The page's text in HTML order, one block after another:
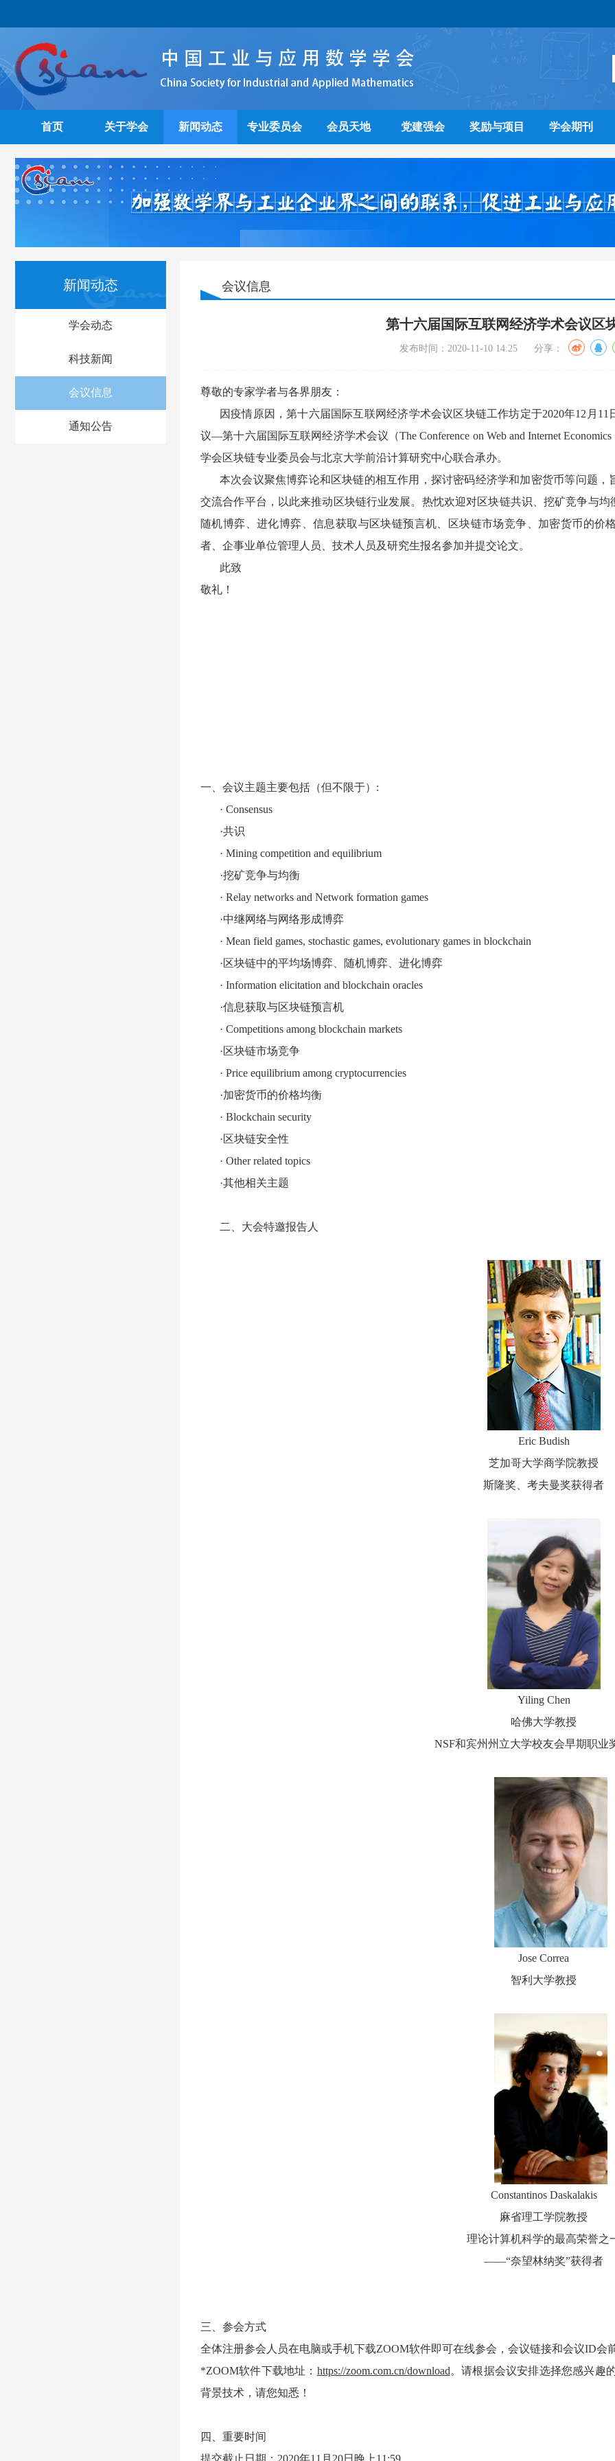
首页 关于学会 新闻动态 专业委员会 会员天地 党建强会 奖励与项目 学会期刊
新闻动态
学会动态
科技新闻
会议信息
通知公告
会议信息
第十六届国际互联网经济学术会议区
发布时间：2020-11-10 14:25 分享：
尊敬的专家学者与各界朋友：
因疫情原因，第十六届国际互联网经济学术会议区块链工作坊定于2020年12月
议—第十六届国际互联网经济学术会议（The Conference on Web and Internet
学会区块链专业委员会与北京大学前沿计算研究中心联合承办。
本次会议聚焦博弈论和区块链的相互作用，探讨密码经济学和加密货币等问题
交流合作平台，以此来推动区块链行业发展。热忱欢迎对区块链共识、挖矿竞争与
随机博弈、进化博弈、信息获取与区块链预言机、区块链市场竞争、加密货币的价
者、企事业单位管理人员、技术人员及研究生报名参加并提交论文。
此致
敬礼！
一、会议主题主要包括（但不限于） :
· Consensus
·共识
· Mining competition and equilibrium
·挖矿竞争与均衡
· Relay networks and Network formation games
·中继网络与网络形成博弈
· Mean field games, stochastic games, evolutionary games in blockchain
·区块链中的平均场博弈、随机博弈、进化博弈
· Information elicitation and blockchain oracles
·信息获取与区块链预言机
· Competitions among blockchain markets
·区块链市场竞争
· Price equilibrium among cryptocurrencies
·加密货币的价格均衡
· Blockchain security
·区块链安全性
· Other related topics
·其他相关主题
二、大会特邀报告人
Eric Budish
芝加哥大学商学院教授
斯隆奖、考夫曼奖获得者
Yiling Chen
哈佛大学教授
NSF和宾州州立大学校友会早期职业
Jose Correa
智利大学教授
Constantinos Daskalakis
麻省理工学院教授
理论计算机科学的最高荣誉之
——“奈望林纳奖”获得者
三、参会方式
全体注册参会人员在电脑或手机下载ZOOM软件即可在线参会，会议链接和会议ID会
*ZOOM软件下载地址： https://zoom.com.cn/download。请根据会议安排选择您感兴趣
背景技术，请您知悉 ！
四、重要时间
提交截止日期： 2020年11 月 20日晚上11:59